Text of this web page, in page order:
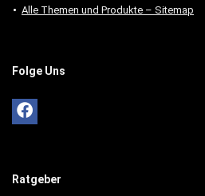
Alle Themen und Produkte – Sitemap
Folge Uns
Ratgeber